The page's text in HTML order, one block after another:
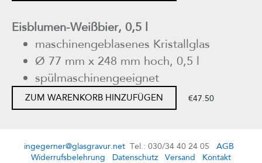
Eisblumen-Weißbier, 0,5 l
maschinengeblasenes Kristallglas
Ø 77 mm x 248 mm hoch, 0,5 l
spülmaschinengeeignet
ZUM WARENKORB HINZUFÜGEN €47.50
ingegerner@glasgravur.netTel.: 030/34 40 24 05 AGB
Widerrufsbelehrung
Datenschutz Versand Kontakt